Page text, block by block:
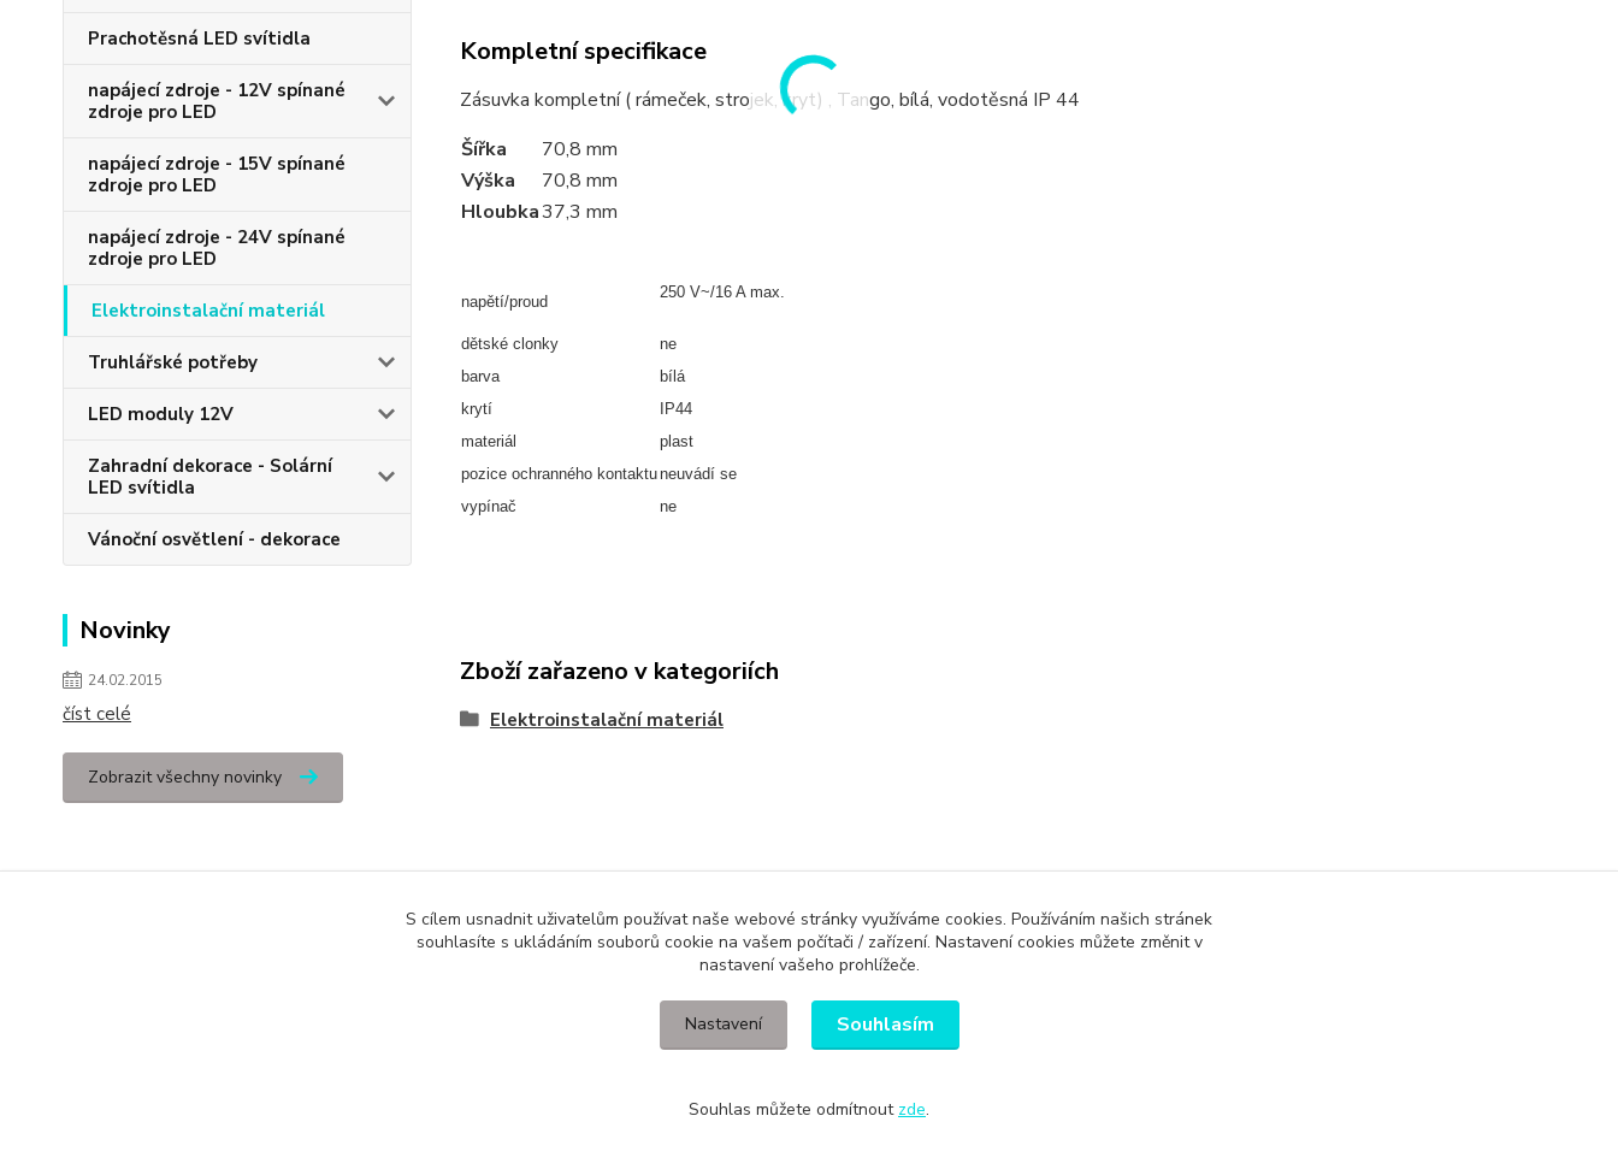
Prachotěsná LED svítidla
napájecí zdroje - 12V spínané
zdroje pro LED
napájecí zdroje - 15V spínané
zdroje pro LED
napájecí zdroje - 24V spínané
zdroje pro LED
Elektroinstalační materiál
Truhlářské potřeby
LED moduly 12V
Zahradní dekorace - Solární
LED svítidla
Vánoční osvětlení - dekorace
Novinky
24.02.2015
číst celé
Zobrazit všechny novinky
Kompletní specifikace
Zásuvka kompletní ( rámeček, strojek, kryt) , Tango, bílá, vodotěsná IP 44
Šířka
70,8 mm
Výška
70,8 mm
Hloubka37,3 mm
napětí/proud
250 V~/16 A max.
dětské clonky
ne
barva
bílá
krytí
IP44
materiál
plast
pozice ochranného kontaktuneuvádí se
vypínač
ne
Zboží zařazeno v kategoriích
Elektroinstalační materiál
Evidence Tržeb
Podle zákona o evidenci tržeb je prodávající povinen vystavit kupujícímu účtenku. Zároveň je povinen zaevidovat přijatou tržbu u správce daně online; v případě technického výpadku pak nejpozději do 48 hodin
S cílem usnadnit uživatelům používat naše webové stránky využíváme cookies. Používáním našich stránek
souhlasíte s ukládáním souborů cookie na vašem počítači / zařízení. Nastavení cookies můžete změnit v
nastavení vašeho prohlížeče.
Nastavení Souhlasím
Souhlas můžete odmítnout zde.